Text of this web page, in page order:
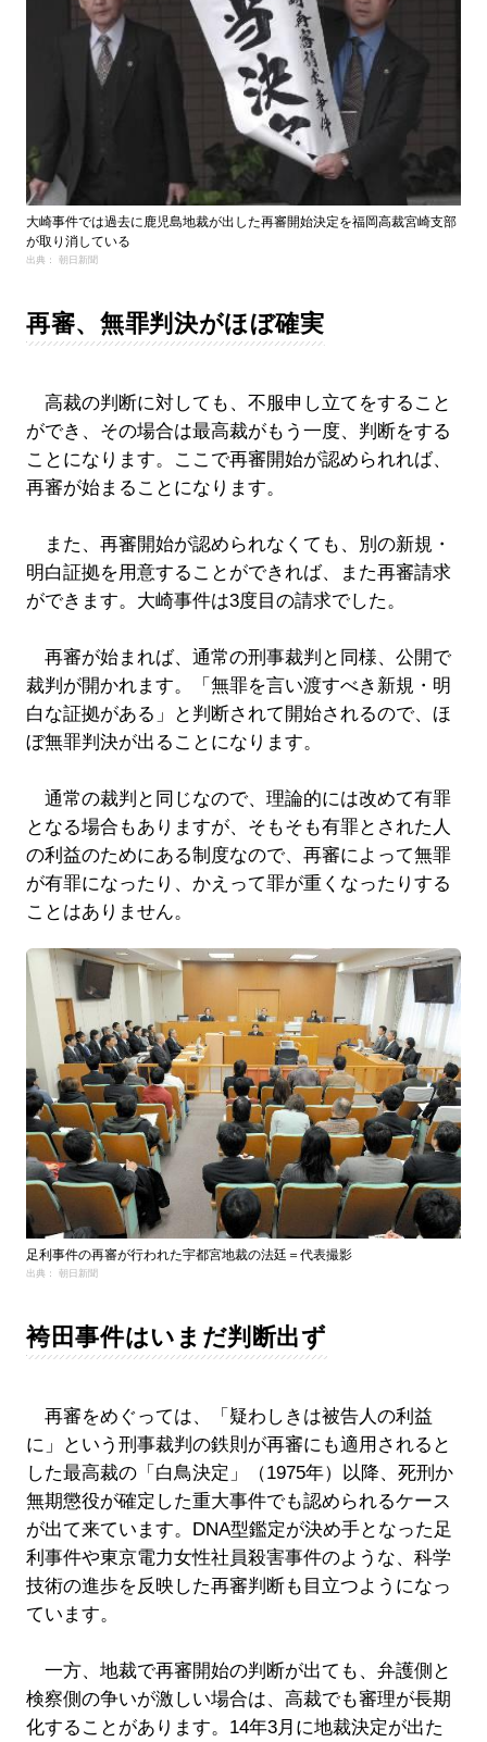
大崎事件では過去に鹿児島地裁が出した再審開始決定を福岡高裁宮崎支部
が取り消している
出典： 朝日新聞
再審、無罪判決がほぼ確実
高裁の判断に対しても、不服申し立てをすること
ができ、その場合は最高裁がもう一度、判断をする
ことになります。ここで再審開始が認められれば、
再審が始まることになります。
また、再審開始が認められなくても、別の新規・
明白証拠を用意することができれば、また再審請求
ができます。大崎事件は3度目の請求でした。
再審が始まれば、通常の刑事裁判と同様、公開で
裁判が開かれます。「無罪を言い渡すべき新規・明
白な証拠がある」と判断されて開始されるので、ほ
ぼ無罪判決が出ることになります。
通常の裁判と同じなので、理論的には改めて有罪
となる場合もありますが、そもそも有罪とされた人
の利益のためにある制度なので、再審によって無罪
が有罪になったり、かえって罪が重くなったりする
ことはありません。
足利事件の再審が行われた宇都宮地裁の法廷＝代表撮影
出典： 朝日新聞
袴田事件はいまだ判断出ず
再審をめぐっては、「疑わしきは被告人の利益
に」という刑事裁判の鉄則が再審にも適用されると
した最高裁の「白鳥決定」（1975年）以降、死刑か
無期懲役が確定した重大事件でも認められるケース
が出て来ています。DNA型鑑定が決め手となった足
利事件や東京電力女性社員殺害事件のような、科学
技術の進歩を反映した再審判断も目立つようになっ
ています。
一方、地裁で再審開始の判断が出ても、弁護側と
検察側の争いが激しい場合は、高裁でも審理が長期
化することがあります。14年3月に地裁決定が出た